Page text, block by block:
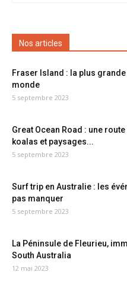
amis
Nos articles
Fraser Island : la plus
monde
5 septembre 2023
Great Ocean Road : une
koalas et paysages...
5 septembre 2023
Surf trip en Australie : les
pas manquer
5 septembre 2023
La Péninsule de Fleurieu,
South Australia
12 mai 2023